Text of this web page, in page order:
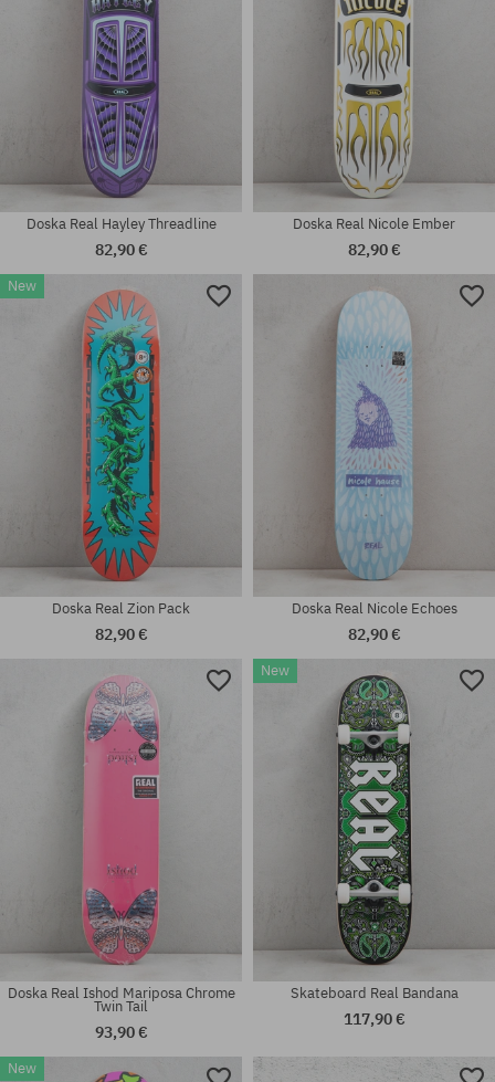
Dostupné veľkosti:
Dostupné veľkosti:
Dostupné veľkosti:
Doska Real Hayley Threadline
82,90 €
Dostupné veľkosti:
Doska Real Nicole Ember
82,90 €
New
Doska Real Zion Pack
82,90 €
Doska Real Nicole Echoes
82,90 €
Doska Real Ishod Mariposa Chrome
Twin Tail
93,90 €
New
Skateboard Real Bandana
117,90 €
New